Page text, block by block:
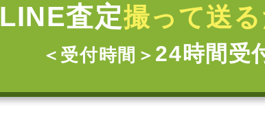
LINE査定撮って送
＜受付時間＞ 24時間受